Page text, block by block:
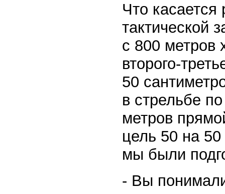
Что касается
тактической
с 800 метров
второго-
50
в стрельбе
метров
цель 50 на 50
мы были
- Вы